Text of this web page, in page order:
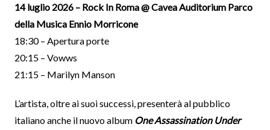
14 luglio 2026 – Rock In Roma @ Cavea Auditorium Parco
della Musica Ennio Morricone
18:30 – Apertura porte
20:15 – Vowws
21:15 – Marilyn Manson
L’artista, oltre ai suoi successi, presenterà al pubblico
italiano anche il nuovo album One Assassination Under